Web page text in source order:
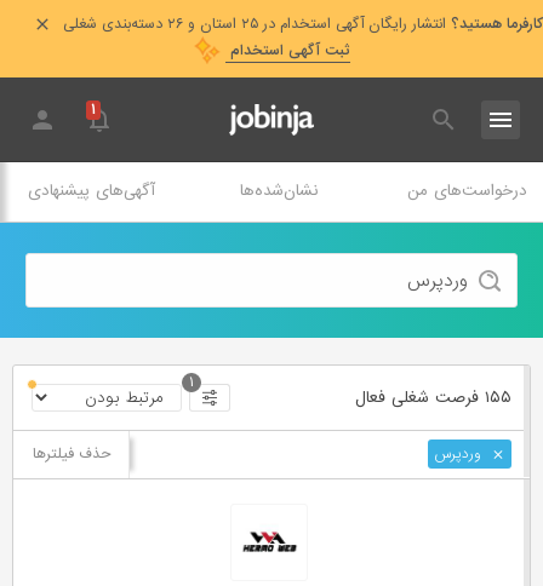
کارفرما هستید؟ انتشار رایگان آگهی استخدام در ۲۵ استان و ۲۶ دسته‌بندی شغلی
ثبت آگهی استخدام
۱
درخواست‌های من نشان‌شده‌ها آگهی‌های پیشنهادی
۱۵۵ فرصت ‌شغلی فعال
۱
وردپرس حذف فیلترها